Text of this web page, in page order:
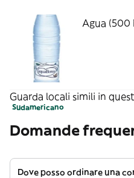
Agua (500
Guarda locali simili in
Sudamericano
Domande
Dove posso ordinare una